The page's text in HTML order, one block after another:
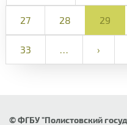
27 28 29
33 … ›
© ФГБУ "Полистовский